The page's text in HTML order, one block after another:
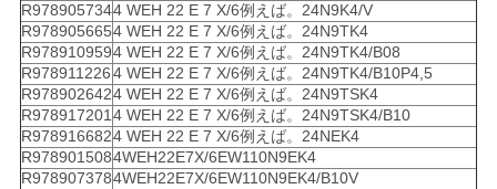
R9789057344 WEH 22 E 7 X/6例えば。24N9K4/V
R9789056654 WEH 22 E 7 X/6例えば。24N9TK4
R9789109594 WEH 22 E 7 X/6例えば。24N9TK4/B08
R9789112264 WEH 22 E 7 X/6例えば。24N9TK4/B10P4,5
R9789026424 WEH 22 E 7 X/6例えば。24N9TSK4
R9789172014 WEH 22 E 7 X/6例えば。24N9TSK4/B10
R9789166824 WEH 22 E 7 X/6例えば。24NEK4
R9789015084WEH22E7X/6EW110N9EK4
R9789073784WEH22E7X/6EW110N9EK4/B10V